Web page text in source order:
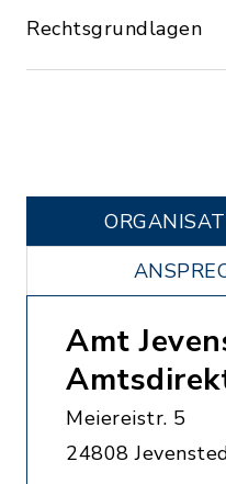
Rechtsgrundlagen
Amt
Meiereistr. 5
24808